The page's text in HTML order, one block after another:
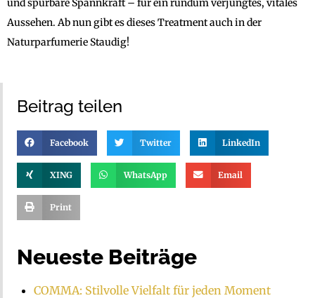
und spürbare Spannkraft – für ein rundum verjüngtes, vitales
Aussehen. Ab nun gibt es dieses Treatment auch in der
Naturparfumerie Staudig!
Beitrag teilen
Facebook Twitter LinkedIn
XING WhatsApp Email
Print
Neueste Beiträge
COMMA: Stilvolle Vielfalt für jeden Moment